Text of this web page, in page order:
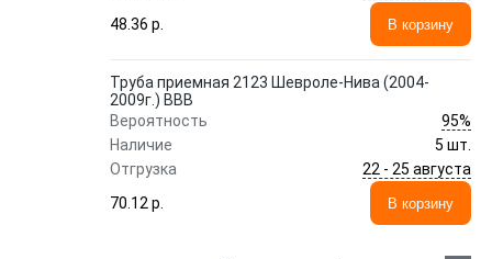
48.36 p.
В корзину
Труба приемная 2123 Шевроле-Нива (2004-
2009г.) ВВВ
Вероятность
95%
Наличие
5 шт.
Отгрузка
22 - 25 августа
70.12 p.
В корзину